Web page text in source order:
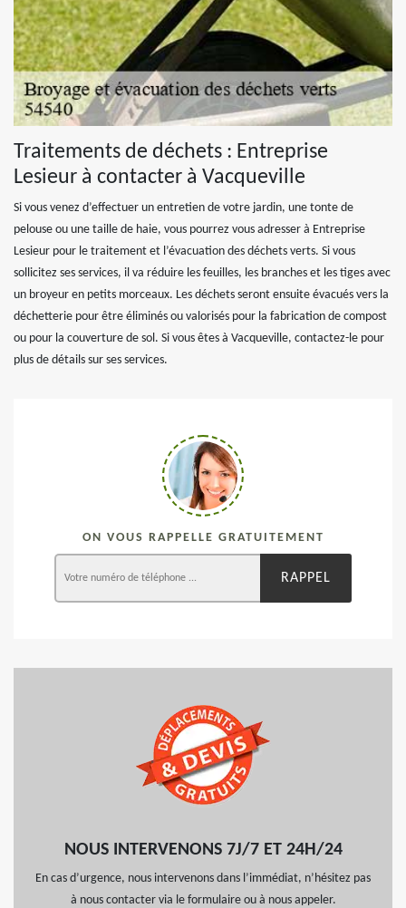
Traitements de déchets : Entreprise
Lesieur à contacter à Vacqueville
Si vous venez d’effectuer un entretien de votre jardin, une tonte de
pelouse ou une taille de haie, vous pourrez vous adresser à Entreprise
Lesieur pour le traitement et l’évacuation des déchets verts. Si vous
sollicitez ses services, il va réduire les feuilles, les branches et les tiges avec
un broyeur en petits morceaux. Les déchets seront ensuite évacués vers la
déchetterie pour être éliminés ou valorisés pour la fabrication de compost
ou pour la couverture de sol. Si vous êtes à Vacqueville, contactez-le pour
plus de détails sur ses services.
ON VOUS RAPPELLE GRATUITEMENT
NOUS INTERVENONS 7J/7 ET 24H/24
En cas d’urgence, nous intervenons dans l’immédiat, n’hésitez pas
à nous contacter via le formulaire ou à nous appeler.